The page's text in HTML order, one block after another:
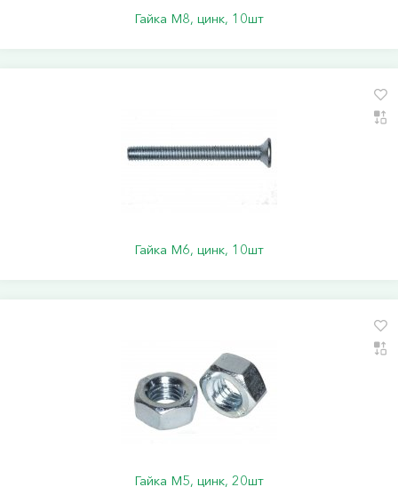
Гайка М8, цинк, 10шт
Гайка М6, цинк, 10шт
Гайка М5, цинк, 20шт